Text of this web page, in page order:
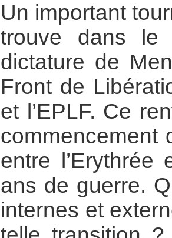
Un important
trouve dans le
dictature de
Front de
et l’EPLF. Ce
commencement
entre l’Erythrée
ans de guerre.
internes et